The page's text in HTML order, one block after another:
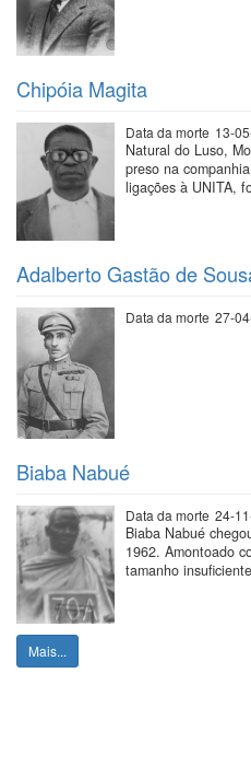
Chipóia Magita
Data da morte 13-
Natural do Luso,
preso na
ligações à UNITA,
Adalberto Gastão de
Data da morte 27-
Biaba Nabué
Data da morte 24-
Biaba Nabué
1962. Amontoado
tamanho
Mais...